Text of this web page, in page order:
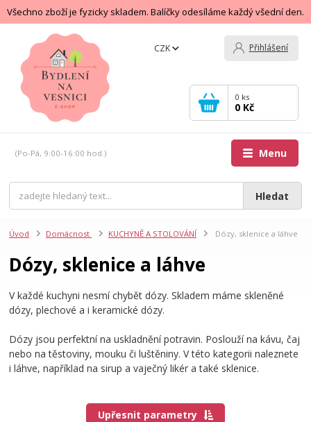
Všechno zboží je fyzicky skladem. Balíčky odesíláme každý všední den.
Menu
Hledat
CZK Přihlášení
0 ks
0 Kč
(Po-Pá, 9:00-16:00 hod.)
Úvod Domácnost KUCHYNĚ A STOLOVÁNÍ Dózy, sklenice a láhve
Dózy, sklenice a láhve
V každé kuchyni nesmí chybět dózy. Skladem máme skleněné
dózy, plechové a i keramické dózy.
Dózy jsou perfektní na uskladnění potravin. Poslouží na kávu, čaj
nebo na těstoviny, mouku či luštěniny. V této kategorii naleznete
i láhve, například na sirup a vaječný likér a také sklenice.
Upřesnit parametry